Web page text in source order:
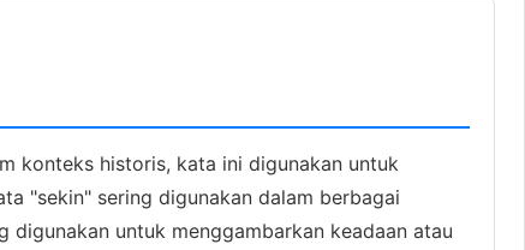
konteks historis, kata ini digunakan untuk
"sekin" sering digunakan dalam berbagai
digunakan untuk menggambarkan keadaan atau